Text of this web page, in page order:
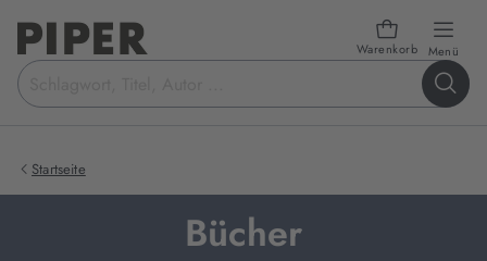
Warenkorb Menü
Suchbegriff
eingeben
Startseite
Bücher